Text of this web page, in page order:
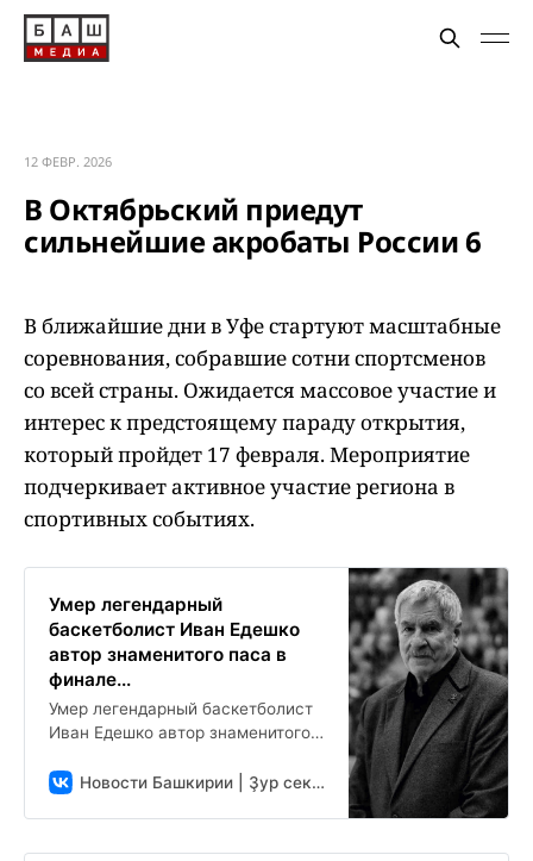
12 ФЕВР. 2026
В Октябрьский приедут
сильнейшие акробаты России 6
В ближайшие дни в Уфе стартуют масштабные
соревнования, собравшие сотни спортсменов
со всей страны. Ожидается массовое участие и
интерес к предстоящему параду открытия,
который пройдет 17 февраля. Мероприятие
подчеркивает активное участие региона в
спортивных событиях.
Умер легендарный
баскетболист Иван Едешко
автор знаменитого паса в
финале...
Умер легендарный баскетболист
Иван Едешко автор знаменитого
На 82-м году жизни скончался
Новости Башкирии | Ҙур секрет